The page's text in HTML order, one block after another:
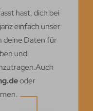
hast, dich bei
einfach unser
deine Daten für
und
oder